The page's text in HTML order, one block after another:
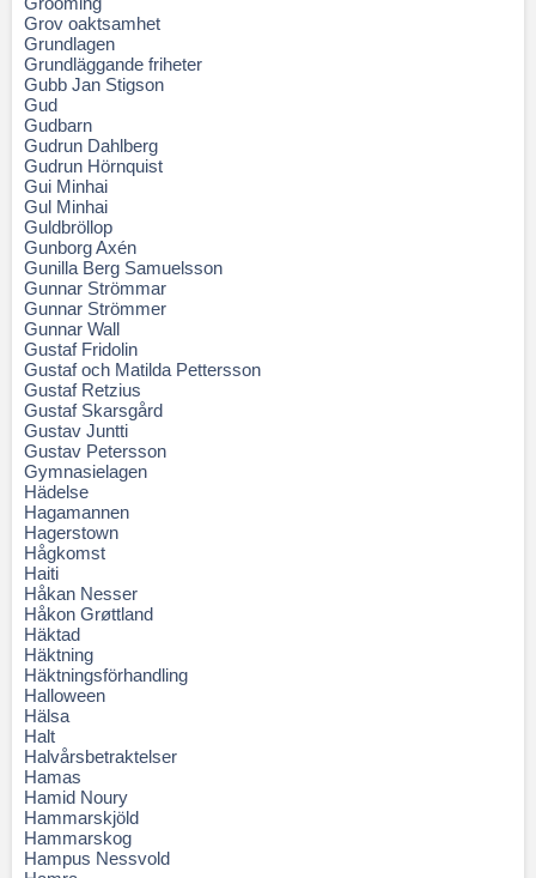
Grov oaktsamhet
Grundlagen
Grundläggande friheter
Gubb Jan Stigson
Gud
Gudbarn
Gudrun Dahlberg
Gudrun Hörnquist
Gui Minhai
Gul Minhai
Guldbröllop
Gunborg Axén
Gunilla Berg Samuelsson
Gunnar Strömmar
Gunnar Strömmer
Gunnar Wall
Gustaf Fridolin
Gustaf och Matilda Pettersson
Gustaf Retzius
Gustaf Skarsgård
Gustav Juntti
Gustav Petersson
Gymnasielagen
Hädelse
Hagamannen
Hagerstown
Hågkomst
Haiti
Håkan Nesser
Håkon Grøttland
Häktad
Häktning
Häktningsförhandling
Halloween
Hälsa
Halt
Halvårsbetraktelser
Hamas
Hamid Noury
Hammarskjöld
Hammarskog
Hampus Nessvold